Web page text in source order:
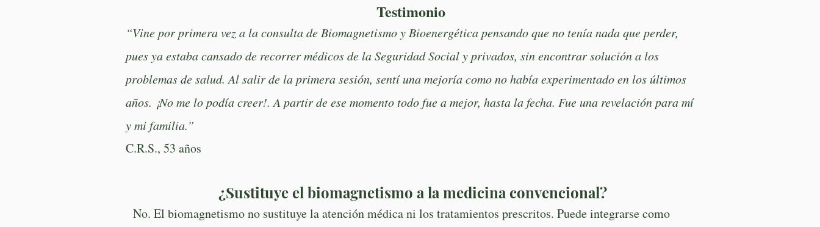
Testimonio
“Vine por primera vez a la consulta de Biomagnetismo y Bioenergética pensando que no tenía nada que perder,
pues ya estaba cansado de recorrer médicos de la Seguridad Social y privados, sin encontrar solución a los
problemas de salud. Al salir de la primera sesión, sentí una mejoría como no había experimentado en los últimos
años. ¡No me lo podía creer!. A partir de ese momento todo fue a mejor, hasta la fecha. Fue una revelación para mí
y mi familia.”
C.R.S., 53 años
¿Sustituye el biomagnetismo a la medicina convencional?
No. El biomagnetismo no sustituye la atención médica ni los tratamientos prescritos. Puede integrarse como